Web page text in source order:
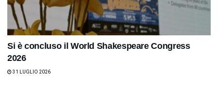
Si è concluso il World Shakespeare Congress
2026
31 LUGLIO 2026